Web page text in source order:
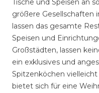
Tische und Speisen an
größere Gesellschaften
lassen das gesamte
Speisen und
Großstädten, lassen
ein exklusives und
Spitzenköchen
bietet sich für eine